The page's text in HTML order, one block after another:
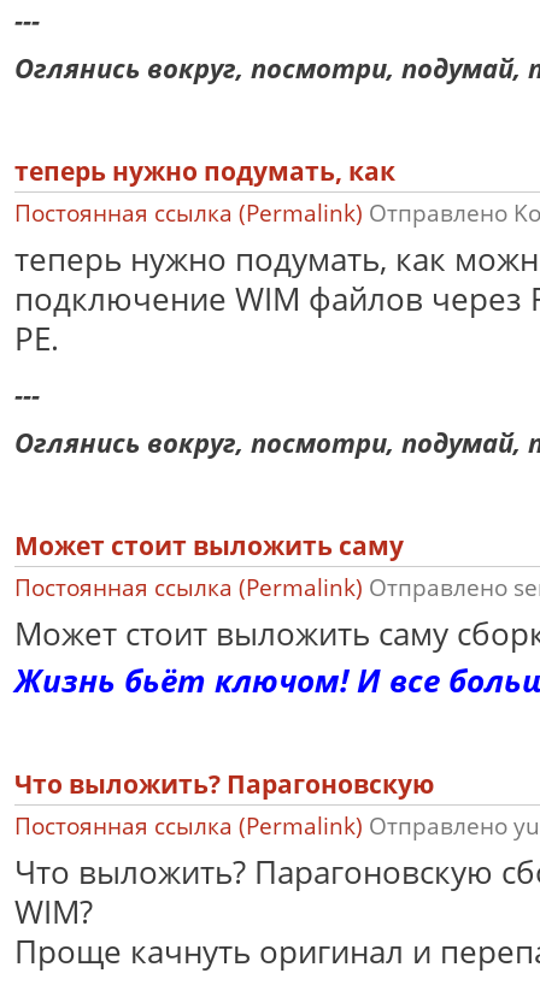
---
Оглянись вокруг, посмотри, подумай,
теперь нужно подумать, как
Постоянная ссылка (Permalink) Отправлено
теперь нужно подумать, как
подключение WIM файлов через
PE.
---
Оглянись вокруг, посмотри, подумай,
Может стоит выложить саму
Постоянная ссылка (Permalink) Отправлено
Может стоит выложить саму
Жизнь бьёт ключом! И все
Что выложить? Парагоновскую
Постоянная ссылка (Permalink) Отправлено
Что выложить? Парагоновскую
WIM?
Проще качнуть оригинал и